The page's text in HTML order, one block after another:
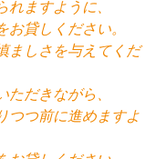
ますように、
貸しください。
ましさを与えてくだ
だきながら、
つつ前に進めますよ